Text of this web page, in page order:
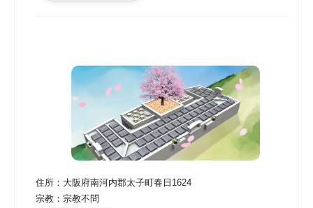
住所： 大阪府南河内郡太子町春日1624
宗教： 宗教不問